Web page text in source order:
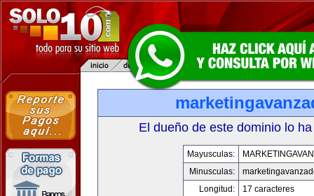
El dueño de este dominio lo
Mayusculas:
Minusculas:
Longitud:
17 caracteres